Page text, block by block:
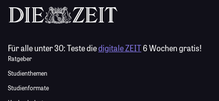
Für alle unter 30:Teste diedigitale ZEIT6 Wochen gratis!
Ratgeber
Studienthemen
Studienformate